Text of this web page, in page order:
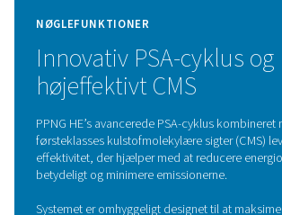
unikke adsorptionsegenskaber
gennem beholdere fyldt med
selektivt opfanger ilt og andre
strømme igennem. Ved at skifte
beholdere regenereres CMS
pålidelig